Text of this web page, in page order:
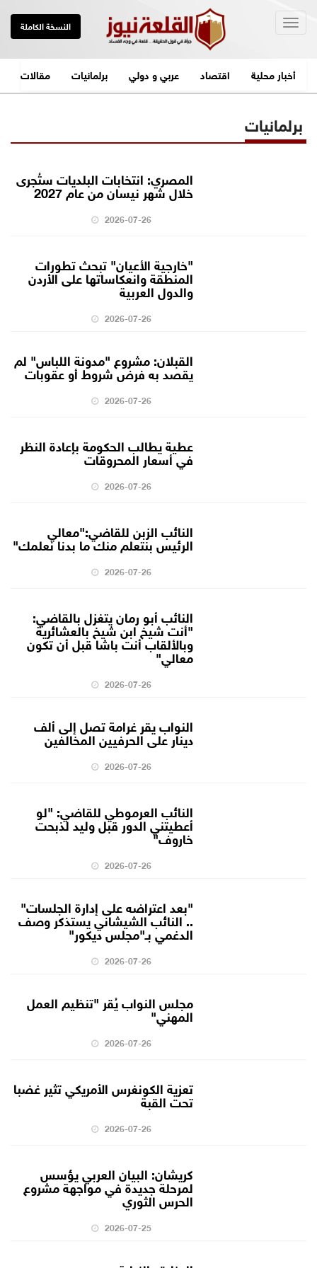
النسخة الكاملة
أخبار محلية اقتصاد عربي و دولي برلمانيات مقالات
برلمانيات
المصري: انتخابات البلديات ستُجرى
خلال شهر نيسان من عام 2027
2026-07-26
"خارجية الأعيان" تبحث تطورات
المنطقة وانعكاساتها على الأردن
والدول العربية
2026-07-26
القبلان: مشروع "مدونة اللباس" لم
يقصد به فرض شروط أو عقوبات
2026-07-26
عطية يطالب الحكومة بإعادة النظر
في أسعار المحروقات
2026-07-26
النائب الزبن للقاضي:"معالي
الرئيس بنتعلم منك ما بدنا نعلمك"
2026-07-26
النائب أبو رمان يتغزل بالقاضي:
"أنت شيخ ابن شيخ بالعشائرية
وبالألقاب أنت باشا قبل أن تكون
معالي"
2026-07-26
النواب يقر غرامة تصل إلى ألف
دينار على الحرفيين المخالفين
2026-07-26
النائب العرموطي للقاضي: "لو
أعطيتني الدور قبل وليد لذبحت
خاروف"
2026-07-26
"بعد اعتراضه على إدارة الجلسات"
.. النائب الشيشاني يستذكر وصف
الدغمي بـ"مجلس ديكور"
2026-07-26
مجلس النواب يُقر "تنظيم العمل
المهني"
2026-07-26
تعزية الكونغرس الأمريكي تثير غضبا
تحت القبة
2026-07-26
كريشان: البيان العربي يؤسس
لمرحلة جديدة في مواجهة مشروع
الحرس الثوري
2026-07-25